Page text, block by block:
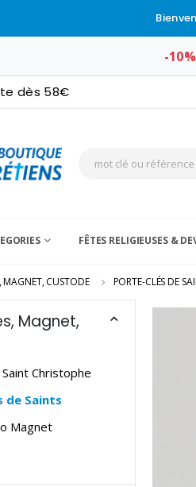
-10%
dès 58€
FÊTES RELIGIEUSES &
MAGNET, CUSTODE PORTE-CLÉS DE
Magnet,
Christophe
de Saints
Magnet